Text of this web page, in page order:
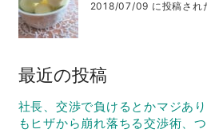
2018/07/09 に投稿され
最近の投稿
社長、交渉で負けるとかマジあ
もヒザから崩れ落ちる交渉術、